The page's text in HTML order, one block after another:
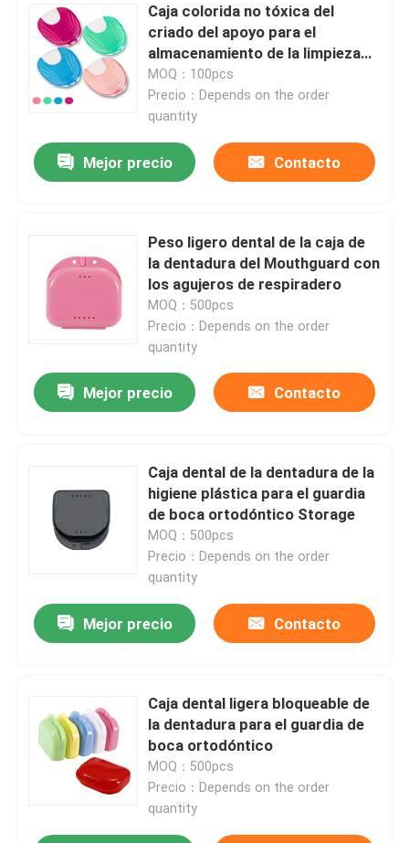
Hogar
Productos
Viaje de la fábrica
Control de calidad
Éntrenos en contacto con
Caja dental de la corona
Caja dental del criado
Caja dental de la dentadura
Caja colorida no tóxica del
criado del apoyo para el
almacenamiento de la limpieza
de la dentadura
MOQ：100pcs
Precio：Depends on the order
quantity
Mejor precio Contacto
Peso ligero dental de la caja de
la dentadura del Mouthguard con
los agujeros de respiradero
MOQ：500pcs
Precio：Depends on the order
quantity
Mejor precio Contacto
Caja dental de la dentadura de la
higiene plástica para el guardia
de boca ortodóntico Storage
MOQ：500pcs
Precio：Depends on the order
quantity
Mejor precio Contacto
Caja dental ligera bloqueable de
la dentadura para el guardia de
boca ortodóntico
MOQ：500pcs
Precio：Depends on the order
quantity